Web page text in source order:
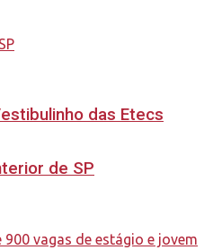
das Etecs
de SP